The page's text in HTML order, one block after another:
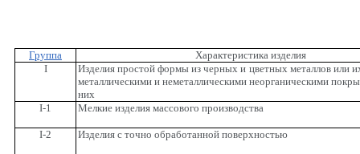
Группа
Характеристика изделия
I
Изделия простой формы из черных и цветных металлов или
металлическими и неметаллическими неорганическими
них
I-1 Мелкие изделия массового производства
I-2 Изделия с точно обработанной поверхностью